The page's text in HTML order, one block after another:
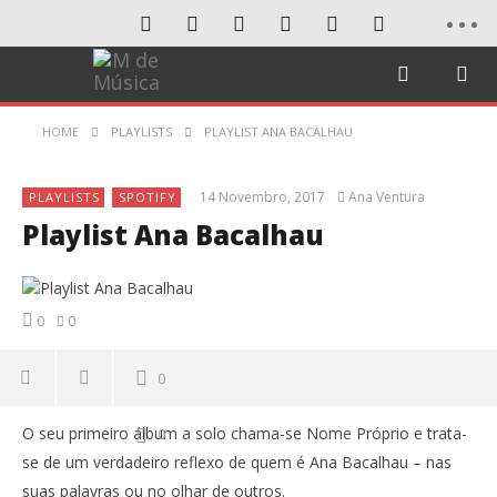
HOME PLAYLISTS PLAYLIST ANA BACALHAU
PLAYLISTS SPOTIFY 14 Novembro, 2017 Ana Ventura
Playlist Ana Bacalhau
0 0
0
0
O seu primeiro álbum a solo chama-se Nome Próprio e trata-
se de um verdadeiro reflexo de quem é Ana Bacalhau – nas
suas palavras ou no olhar de outros.